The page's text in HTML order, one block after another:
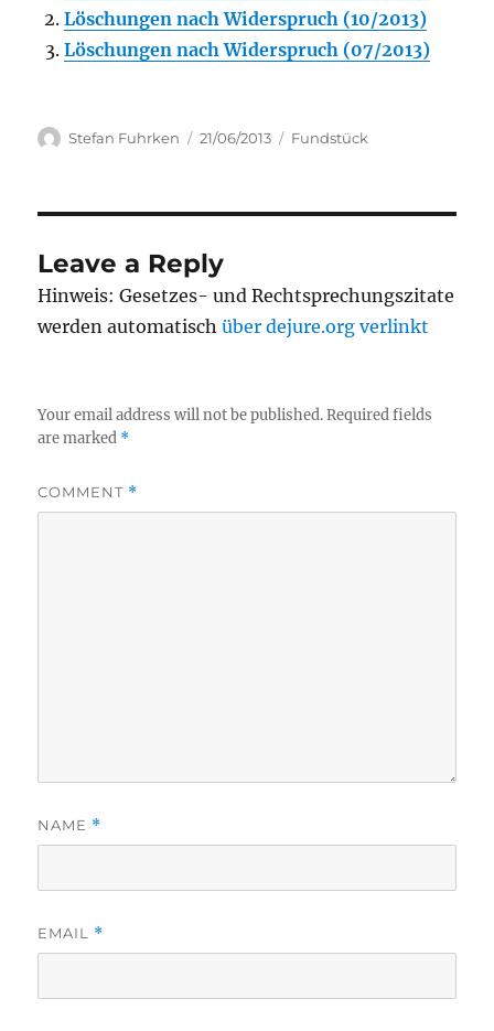
Löschungen nach Widerspruch (10/2013)
Löschungen nach Widerspruch (07/2013)
Author
Stefan Fuhrken
Posted
21/06/2013 Categories
Fundstück
Leave a Reply
Hinweis: Gesetzes- und Rechtsprechungszitate
werden automatischüber dejure.org verlinkt
Your email address will not be published. Required fields
are marked *
COMMENT *
NAME *
EMAIL *